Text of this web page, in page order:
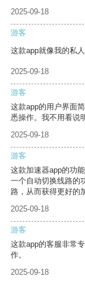
2025-09-18
游客
这款app就像我的私
2025-09-18
游客
这款app的用户界面
悉操作。我不用看说
2025-09-18
游客
这款加速器app的功
一个自动切换线路的
路，从而获得更好的
2025-09-18
游客
这款app的客服非常
作。
2025-09-18